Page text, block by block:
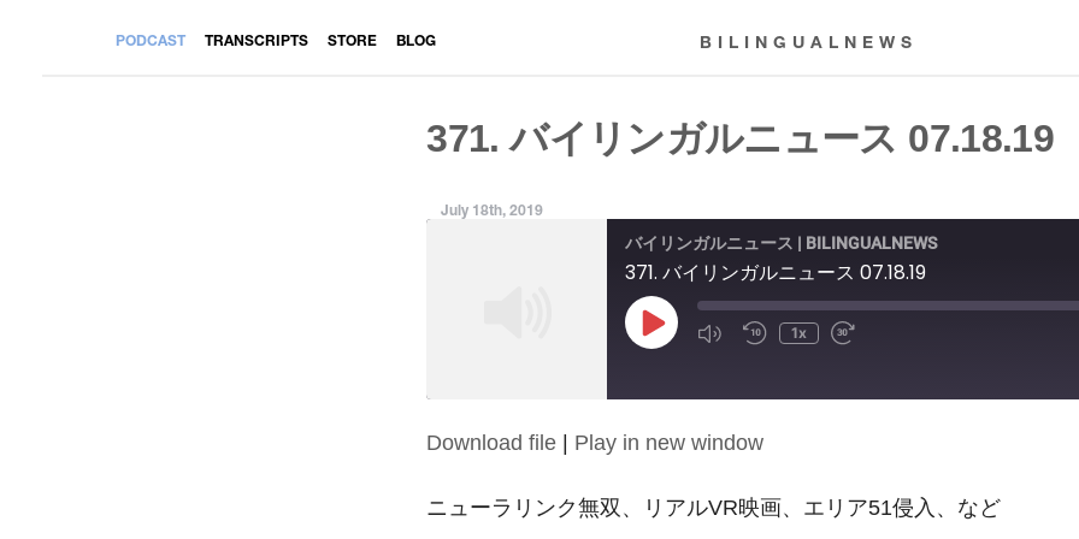
PODCAST TRANSCRIPTS STORE BLOG BILINGUALNEWS
371. バイリンガルニュース 07.18.19
July 18th, 2019
バイリンガルニュース | BILINGUALNEWS
371. バイリンガルニュース 07.18.19
Play
Episode
1x
SHARE
LINK
Download file | Play in new window
ニューラリンク無双、リアルVR映画、エリア51侵入、など